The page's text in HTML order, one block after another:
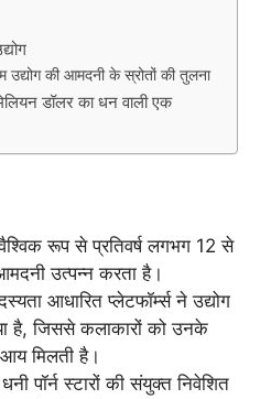
उद्योग की आमदनी के स्रोतों की तुलना
डॉलर का धन वाली एक
रूप से प्रतिवर्ष लगभग 12 से
उत्पन्न करता है।
आधारित प्लेटफॉर्म्स ने उद्योग
है, जिससे कलाकारों को उनके
मिलती है।
पॉर्न स्टारों की संयुक्त निवेशित